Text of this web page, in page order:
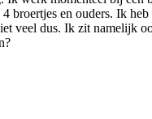
en ouders. Ik
veel dus. Ik zit namelijk